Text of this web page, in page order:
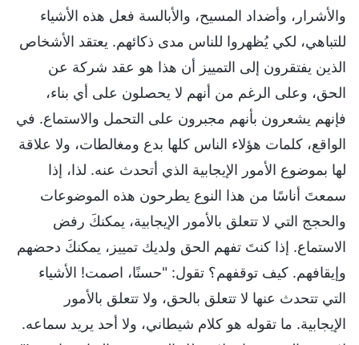
والأشرار، وأضداد المسيح، والأبالسة فعل هذه الأشياء
للتباهي، لكي يُظهروا للناس مدى ذكائهم. يعتقد الأشخاص
الذين يفتقرون إلى التمييز أن هذا هو عقد شركة عن
الحق، وعلى الرغم من أنهم لا يحصلون على أي بناء،
فإنهم يشعرون بأنهم مجبرون على التحمل والاستماع. في
الواقع، كلمات هؤلاء الناس كلها بدع ومغالطات، ولا علاقة
لها بموضوع الأمور الإيجابية الذي أتحدث عنه. لذا، إذا
سمعتَ أناسًا من هذا النوع يطرحون هذه الموضوعات
والحجج التي لا تتعلق بالأمور الإيجابية، يمكنكَ رفض
الاستماع. إذا كنتَ تفهم الحق ولديك تمييز، يمكنكَ دحضهم
وإيقافهم. كيف توقفهم؟ تقول: "حسنًا، اصمت! الأشياء
التي تتحدث عنها لا تتعلق بالحق، ولا تتعلق بالأمور
الإيجابية. ما تقوله هو كلام شيطاني، ولا أحد يريد سماعه.